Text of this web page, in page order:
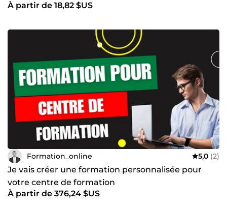
À partir de 18,82 $US
Formation_online 5,0 (2)
Je vais créer une formation personnalisée pour
votre centre de formation
À partir de 376,24 $US